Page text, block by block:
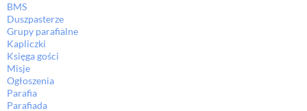
BMS
Duszpasterze
Grupy parafialne
Kapliczki
Księga gości
Misje
Ogłoszenia
Parafia
Parafiada